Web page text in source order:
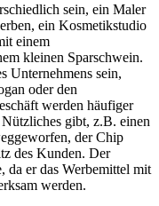
sein, ein Maler
ein Kosmetikstudio
einem
kleinen Sparschwein.
Unternehmens sein,
oder den
werden häufiger
gibt, z.B. einen
der Chip
des Kunden. Der
da er das Werbemittel mit
werden.